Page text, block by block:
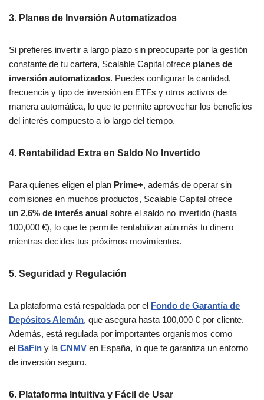
3. Planes de Inversión Automatizados
Si prefieres invertir a largo plazo sin preocuparte por la gestión
constante de tu cartera, Scalable Capital ofrece planes de
inversión automatizados. Puedes configurar la cantidad,
frecuencia y tipo de inversión en ETFs y otros activos de
manera automática, lo que te permite aprovechar los beneficios
del interés compuesto a lo largo del tiempo.
4. Rentabilidad Extra en Saldo No Invertido
Para quienes eligen el plan Prime+, además de operar sin
comisiones en muchos productos, Scalable Capital ofrece
un 2,6% de interés anual sobre el saldo no invertido (hasta
100,000 €), lo que te permite rentabilizar aún más tu dinero
mientras decides tus próximos movimientos.
5. Seguridad y Regulación
La plataforma está respaldada por el Fondo de Garantía de
Depósitos Alemán, que asegura hasta 100,000 € por cliente.
Además, está regulada por importantes organismos como
el BaFin y la CNMV en España, lo que te garantiza un entorno
de inversión seguro.
6. Plataforma Intuitiva y Fácil de Usar